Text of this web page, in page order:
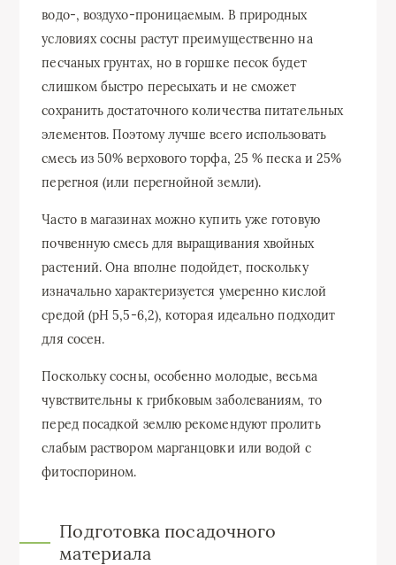
водо-, воздухо-проницаемым. В природных
условиях сосны растут преимущественно на
песчаных грунтах, но в горшке песок будет
слишком быстро пересыхать и не сможет
сохранить достаточного количества питательных
элементов. Поэтому лучше всего использовать
смесь из 50% верхового торфа, 25 % песка и 25%
перегноя (или перегнойной земли).
Часто в магазинах можно купить уже готовую
почвенную смесь для выращивания хвойных
растений. Она вполне подойдет, поскольку
изначально характеризуется умеренно кислой
средой (pH 5,5-6,2), которая идеально подходит
для сосен.
Поскольку сосны, особенно молодые, весьма
чувствительны к грибковым заболеваниям, то
перед посадкой землю рекомендуют пролить
слабым раствором марганцовки или водой с
фитоспорином.
Подготовка посадочного
материала